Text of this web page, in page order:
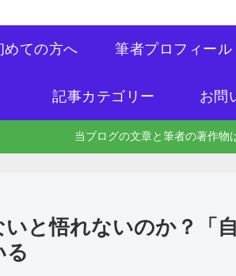
めての方へ 筆者プロフィール
記事カテゴリー お問
当ブログの文章と筆者の著作物
いと悟れないのか？「
る